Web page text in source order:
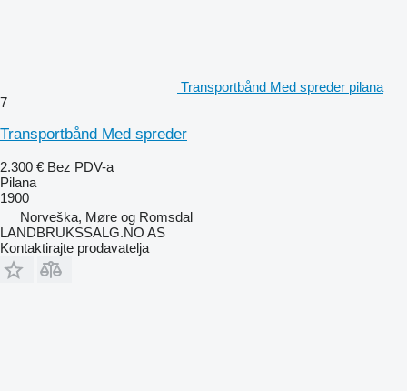
Transportbånd Med spreder pilana
7
Transportbånd Med spreder
2.300 € Bez PDV-a
Pilana
1900
Norveška, Møre og Romsdal
LANDBRUKSSALG.NO AS
Kontaktirajte prodavatelja